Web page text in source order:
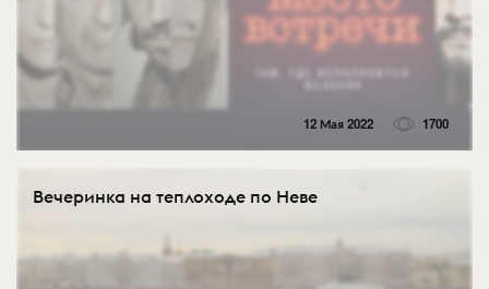
12 Мая 2022 1700
Вечеринка на теплоходе по Неве